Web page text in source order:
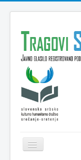
Isključi
navigaciju